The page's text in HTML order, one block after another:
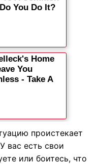
проистекает
вас есть свои
или боитесь, что